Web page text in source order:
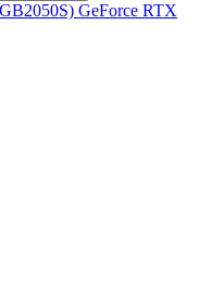
GeForce RTX